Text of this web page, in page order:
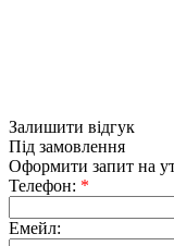
Залишити відгук
Під замовлення
Оформити запит на
Телефон: *
Емейл: